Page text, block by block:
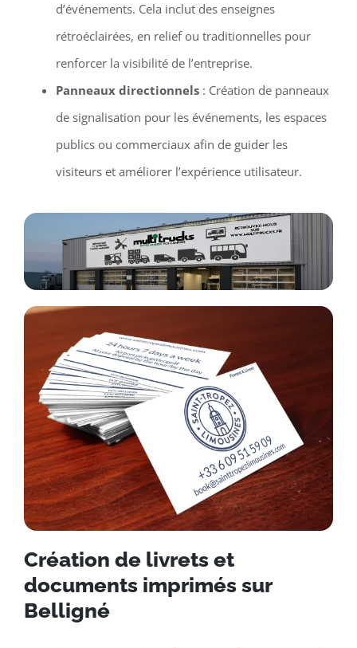
d’événements. Cela inclut des enseignes
rétroéclairées, en relief ou traditionnelles pour
renforcer la visibilité de l’entreprise.
Panneaux directionnels: Création de panneaux
de signalisation pour les événements, les espaces
publics ou commerciaux afin de guider les
visiteurs et améliorer l’expérience utilisateur.
Création de livrets et
documents imprimés sur
Belligné